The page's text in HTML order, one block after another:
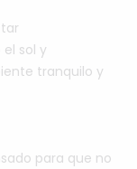
el sol y
tranquilo y
para que no